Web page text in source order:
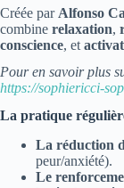
Créée par Alfonso
combine relaxation,
conscience, et
Pour en savoir plus
https://sophiericci-
La pratique
La réduction
peur/anxiété).
Le